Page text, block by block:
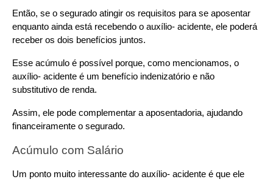
Então, se o segurado atingir os requisitos para se aposentar
enquanto ainda está recebendo o auxílio- acidente, ele poderá
receber os dois benefícios juntos.
Esse acúmulo é possível porque, como mencionamos, o
auxílio- acidente é um benefício indenizatório e não
substitutivo de renda.
Assim, ele pode complementar a aposentadoria, ajudando
financeiramente o segurado.
Acúmulo com Salário